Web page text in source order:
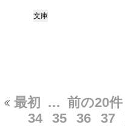
文庫
最初 … 前の20件
34
35 36 37